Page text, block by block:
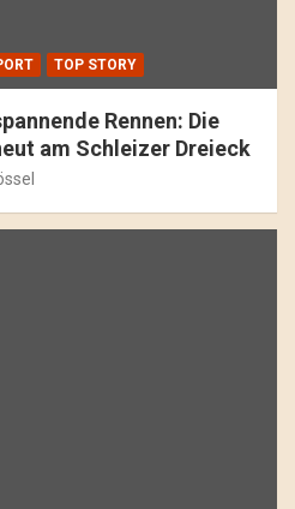
TOP STORY
Rennen: Die
am Schleizer Dreieck